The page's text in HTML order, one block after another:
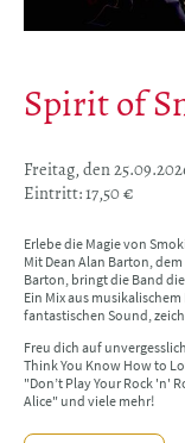
Spirit of
Freitag, den
Eintritt: 17,50 €
Erlebe die Magie von
Mit Dean Alan Barton,
Barton, bringt die Band
Ein Mix aus
fantastischen Sound,
Freu dich auf
Think You Know How to
"Don’t Play Your Rock 'n'
Alice" und viele mehr!